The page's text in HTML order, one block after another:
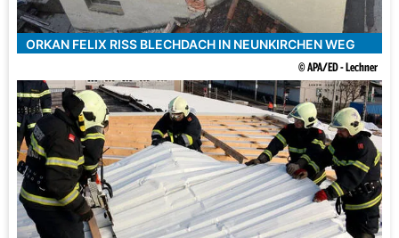
ORKAN FELIX RISS BLECHDACH IN NEUNKIRCHEN WEG
© APA/ED - Lechner